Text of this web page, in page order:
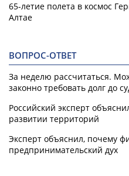
65-летие полета в космос
Алтае
ВОПРОС-ОТВЕТ
За неделю рассчитаться.
законно требовать долг до
Российский эксперт
развитии территорий
Эксперт объяснил, почему
предпринимательский дух